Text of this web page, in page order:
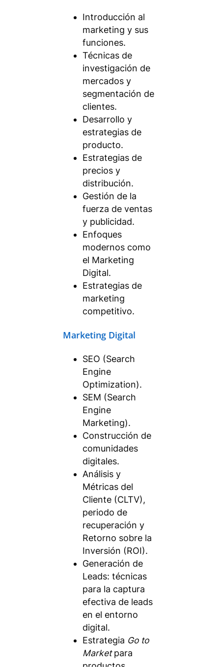
Introducción al
marketing y sus
funciones.
Técnicas de
investigación de
mercados y
segmentación de
clientes.
Desarrollo y
estrategias de
producto.
Estrategias de
precios y
distribución.
Gestión de la
fuerza de ventas
y publicidad.
Enfoques
modernos como
el Marketing
Digital.
Estrategias de
marketing
competitivo.
Marketing Digital
SEO (Search
Engine
Optimization).
SEM (Search
Engine
Marketing).
Construcción de
comunidades
digitales.
Análisis y
Métricas del
Cliente (CLTV),
periodo de
recuperación y
Retorno sobre la
Inversión (ROI).
Generación de
Leads: técnicas
para la captura
efectiva de leads
en el entorno
digital.
Estrategia Go to
Marketpara